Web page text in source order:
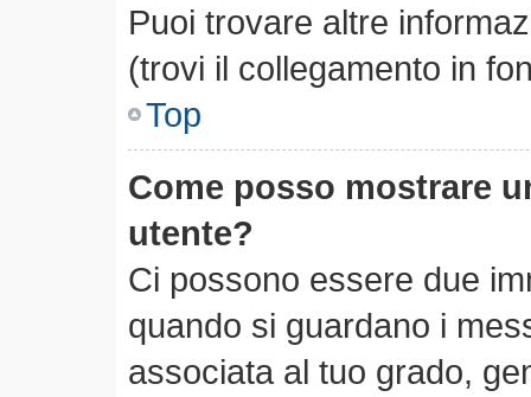
Puoi trovare altre
(trovi il collegamento in
Top
Come posso mostrare
utente?
Ci possono essere due
quando si guardano i
associata al tuo grado,